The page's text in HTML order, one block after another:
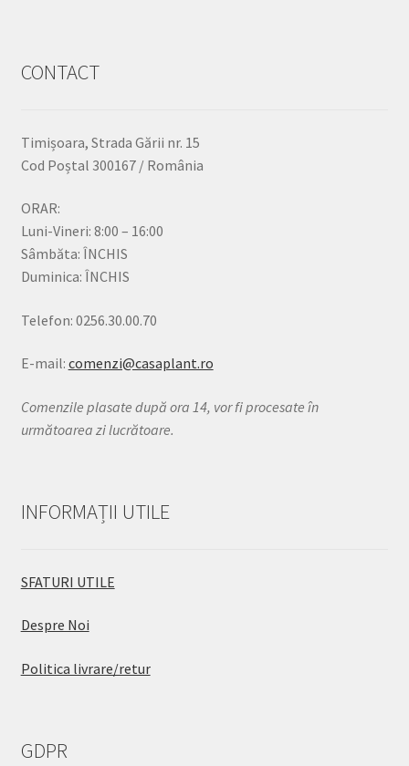
CONTACT
Timișoara, Strada Gării nr. 15
Cod Poștal 300167 / România
ORAR:
Luni-Vineri: 8:00 – 16:00
Sâmbăta: ÎNCHIS
Duminica: ÎNCHIS
Telefon: 0256.30.00.70
E-mail: comenzi@casaplant.ro
Comenzile plasate după ora 14, vor fi procesate în
următoarea zi lucrătoare.
INFORMAȚII UTILE
SFATURI UTILE
Despre Noi
Politica livrare/retur
GDPR